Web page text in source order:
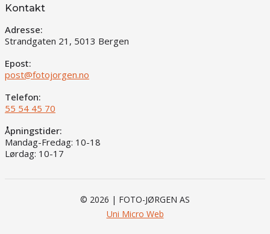
Kontakt
Adresse:
Strandgaten 21, 5013 Bergen
Epost:
post@fotojorgen.no
Telefon:
55 54 45 70
Åpningstider:
Mandag-Fredag: 10-18
Lørdag: 10-17
© 2026 | FOTO-JØRGEN AS
Uni Micro Web